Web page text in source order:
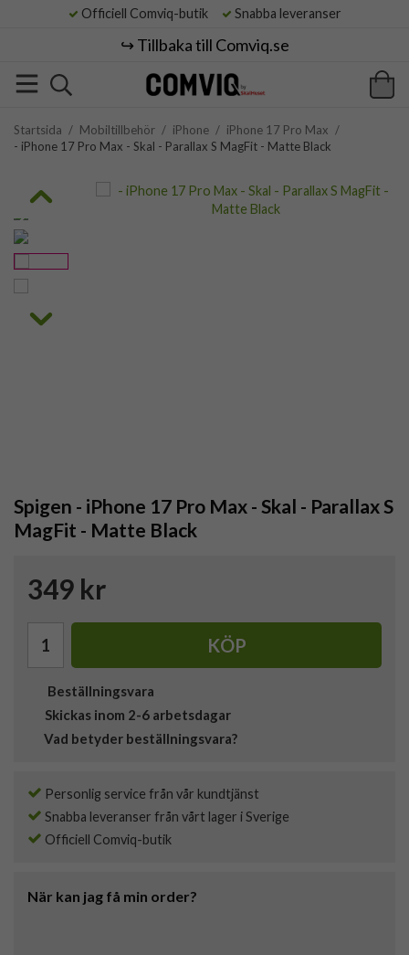
Officiell Comviq-butik Snabba leveranser
↪️ Tillbaka till Comviq.se
Startsida / Mobiltillbehör / iPhone / iPhone 17 Pro Max /
- iPhone 17 Pro Max - Skal - Parallax S MagFit - Matte Black
Spigen - iPhone 17 Pro Max - Skal - Parallax S
MagFit - Matte Black
349 kr
KÖP
Beställningsvara
Skickas inom 2-6 arbetsdagar
Vad betyder beställningsvara?
Personlig service från vår kundtjänst
Snabba leveranser från vårt lager i Sverige
Officiell Comviq-butik
När kan jag få min order?